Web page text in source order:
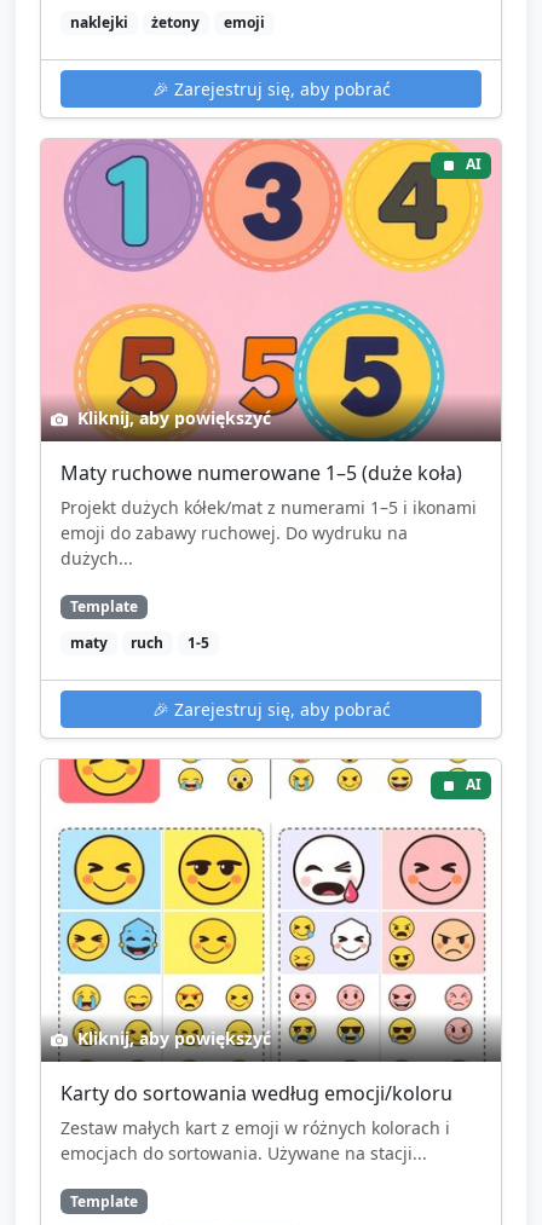
naklejki żetony emoji
🎉 Zarejestruj się, aby pobrać
AI
Kliknij, aby powiększyć
Maty ruchowe numerowane 1–5 (duże koła)
Projekt dużych kółek/mat z numerami 1–5 i ikonami
emoji do zabawy ruchowej. Do wydruku na
dużych...
Template
maty
ruch 1-5
🎉 Zarejestruj się, aby pobrać
AI
Kliknij, aby powiększyć
Karty do sortowania według emocji/koloru
Zestaw małych kart z emoji w różnych kolorach i
emocjach do sortowania. Używane na stacji...
Template